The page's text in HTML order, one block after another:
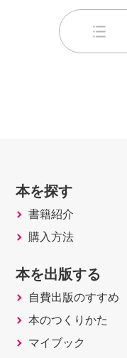
本を探す
書籍紹介
購入方法
本を出版する
自費出版のすすめ
本のつくりかた
マイブック